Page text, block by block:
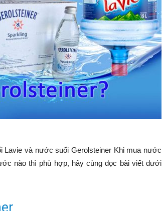
và nước suối Gerolsteiner Khi mua nước
nào thì phù hợp, hãy cùng đọc bài viết dưới